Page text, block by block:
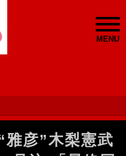
MENU
雅彦”木梨憲武